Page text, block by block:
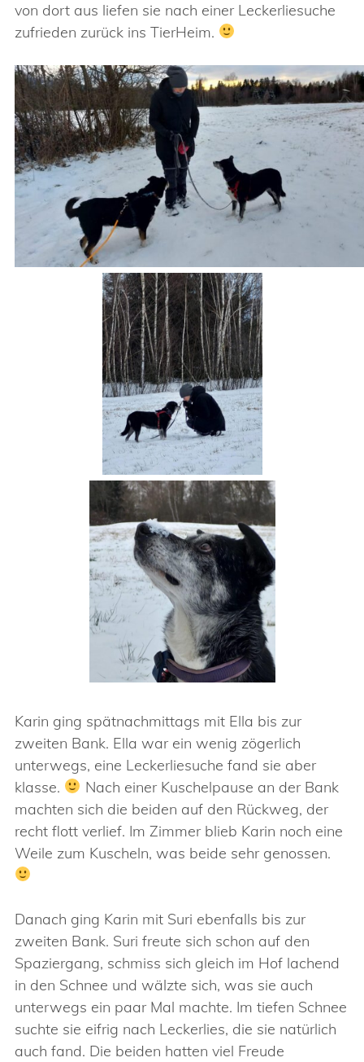
von dort aus liefen sie nach einer Leckerliesuche
zufrieden zurück ins TierHeim.
Karin ging spätnachmittags mit Ella bis zur
zweiten Bank. Ella war ein wenig zögerlich
unterwegs, eine Leckerliesuche fand sie aber
klasse.
Nach einer Kuschelpause an der Bank
machten sich die beiden auf den Rückweg, der
recht flott verlief. Im Zimmer blieb Karin noch eine
Weile zum Kuscheln, was beide sehr genossen.
Danach ging Karin mit Suri ebenfalls bis zur
zweiten Bank. Suri freute sich schon auf den
Spaziergang, schmiss sich gleich im Hof lachend
in den Schnee und wälzte sich, was sie auch
unterwegs ein paar Mal machte. Im tiefen Schnee
suchte sie eifrig nach Leckerlies, die sie natürlich
auch fand. Die beiden hatten viel Freude